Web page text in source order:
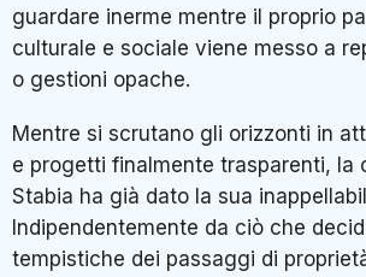
guardare inerme mentre il proprio
culturale e sociale viene messo a
o gestioni opache.
Mentre si scrutano gli orizzonti in
e progetti finalmente trasparenti, la
Stabia ha già dato la sua
Indipendentemente da ciò che
tempistiche dei passaggi di